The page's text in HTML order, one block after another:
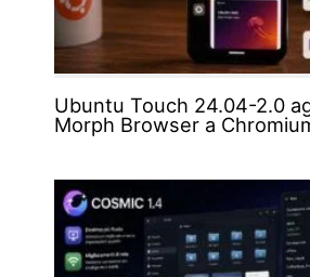
Ubuntu Touch 24.04-2.0
Morph Browser a